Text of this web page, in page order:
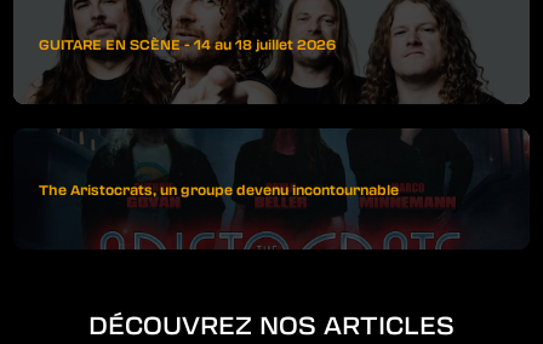
GUITARE EN SCÈNE - 14 au 18 juillet 2026
The Aristocrats, un groupe devenu incontournable
DÉCOUVREZ NOS ARTICLES